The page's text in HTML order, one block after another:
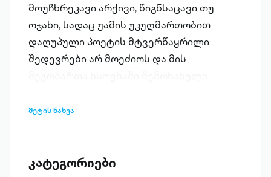
მოუჩხრეკავი არქივი, წიგნსაცავი თუ
ოჯახი, სადაც ჟამის უკუღმართობით
დაღუპული პოეტის მტვერწაყრილი
შედევრები არ მოეძიოს და მის
პოეზიის პარნასიდან გაძევებისგან არ
ისეთივე საძებარი გაგვხდომოდა,
მეტის ნახვა
კატეგორიები